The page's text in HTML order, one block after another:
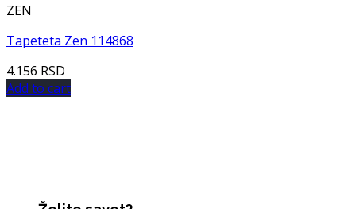
ZEN
Tapeteta Zen 114868
4.156 RSD
Add to cart